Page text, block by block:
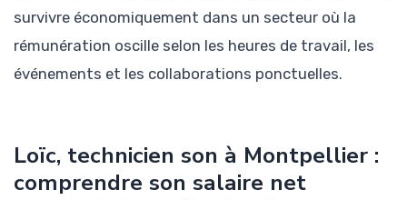
survivre économiquement dans un secteur où la
rémunération oscille selon les heures de travail, les
événements et les collaborations ponctuelles.
Loïc, technicien son à Montpellier :
comprendre son salaire net